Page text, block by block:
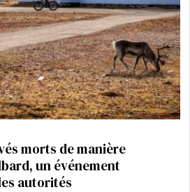
morts de manière
un événement
autorités